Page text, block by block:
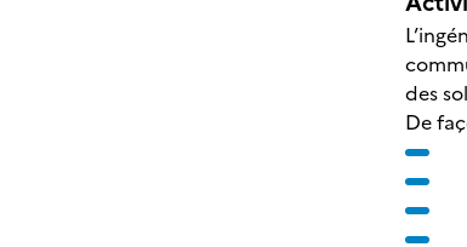
des
De